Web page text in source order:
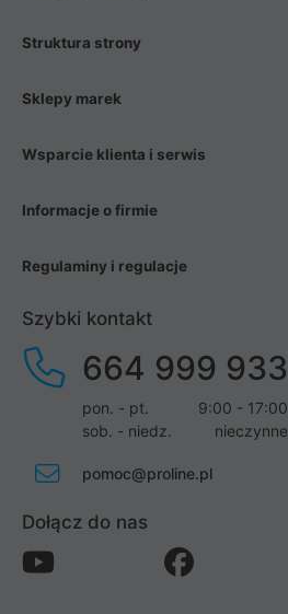
Struktura strony
Sklepy marek
Wsparcie klienta i serwis
Informacje o firmie
Regulaminy i regulacje
Szybki kontakt
664 999 933
pon. - pt.
9:00 - 17:00
sob. - niedz.
nieczynne
pomoc@proline.pl
Dołącz do nas